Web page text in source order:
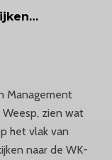
Management
zien wat
het vlak van
naar de WK-